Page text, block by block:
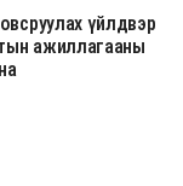
үйлдвэр
ажиллагааны